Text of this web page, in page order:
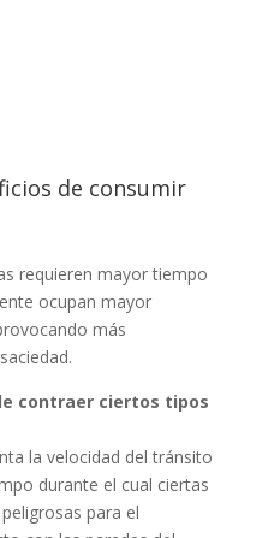
de consumir
requieren mayor tiempo
ocupan mayor
más
contraer ciertos tipos
la velocidad del tránsito
durante el cual ciertas
para el